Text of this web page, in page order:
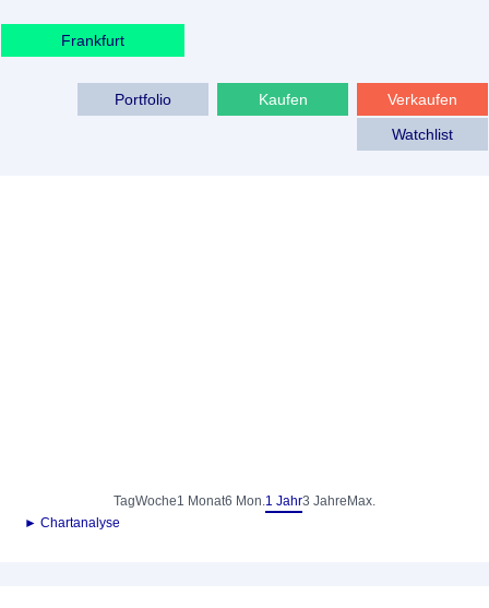
Frankfurt
Verkaufen
Kaufen
Portfolio
Watchlist
TagWoche1 Monat6 Mon.1 Jahr3 Jahre Max.
► Chartanalyse